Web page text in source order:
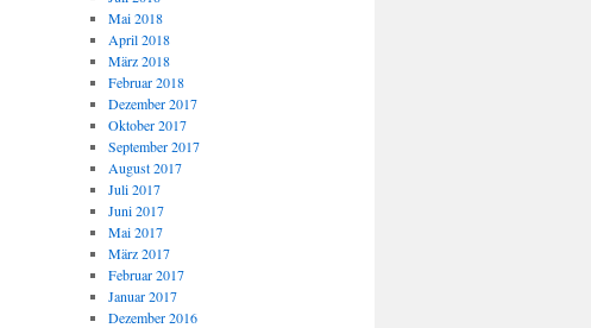
Mai 2018
April 2018
März 2018
Februar 2018
Dezember 2017
Oktober 2017
September 2017
August 2017
Juli 2017
Juni 2017
Mai 2017
März 2017
Februar 2017
Januar 2017
Dezember 2016